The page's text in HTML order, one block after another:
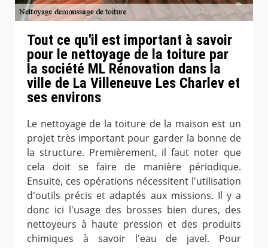
Tout ce qu'il est important à savoir
pour le nettoyage de la toiture par
la société ML Rénovation dans la
ville de La Villeneuve Les Charlev et
ses environs
Le nettoyage de la toiture de la maison est un
projet très important pour garder la bonne de
la structure. Premièrement, il faut noter que
cela doit se faire de manière périodique.
Ensuite, ces opérations nécessitent l'utilisation
d'outils précis et adaptés aux missions. Il y a
donc ici l'usage des brosses bien dures, des
nettoyeurs à haute pression et des produits
chimiques à savoir l'eau de javel. Pour